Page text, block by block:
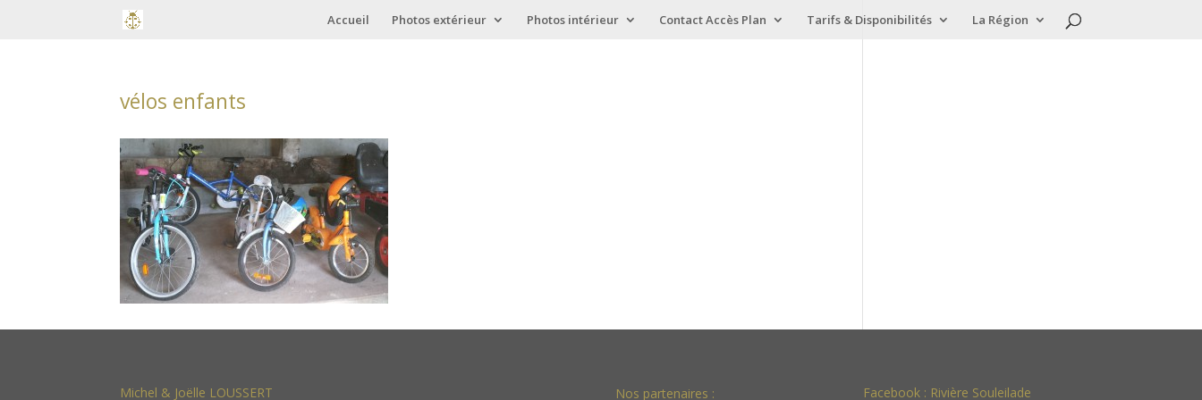
Accueil Photos extérieur Photos intérieur Contact Accès Plan Tarifs & Disponibilités La Région
vélos enfants
Michel & Joëlle LOUSSERT
Nos partenaires :
Facebook : Rivière Souleilade